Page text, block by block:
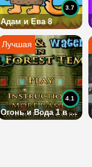
Адам и Ева 8
3.7
Огонь и Вода 1 в Лесном Храме
4.1